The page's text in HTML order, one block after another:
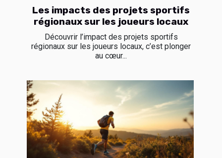
Les impacts des projets sportifs
régionaux sur les joueurs locaux
Découvrir l’impact des projets sportifs
régionaux sur les joueurs locaux, c’est plonger
au cœur...